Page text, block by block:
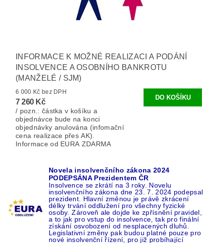
INFORMACE K MOŽNÉ REALIZACI A PODÁNÍ
INSOLVENCE A OSOBNÍHO BANKROTU
(MANŽELÉ / SJM)
6 000 Kč bez DPH
7 260 Kč
/ pozn.: částka v košíku a
objednávce bude na konci
objednávky anulována (infomační
cena realizace přes AK).
Informace od EURA ZDARMA
Novela insolvenčního zákona 2024
PODEPSÁNA Prezidentem ČR
Insolvence se zkrátí na 3 roky. Novelu
insolvenčního zákona dne 23. 7. 2024 podepsal
prezident. Hlavní změnou je právě zkrácení
délky trvání oddlužení pro všechny fyzické
osoby. Zároveň ale dojde ke zpřísnění pravidel,
a to jak pro vstup do insolvence, tak pro finální
získání osvobození od nesplacených dluhů.
Legislativní změny pak budou platné pouze pro
nové insolvenční řízení, pro již probíhající